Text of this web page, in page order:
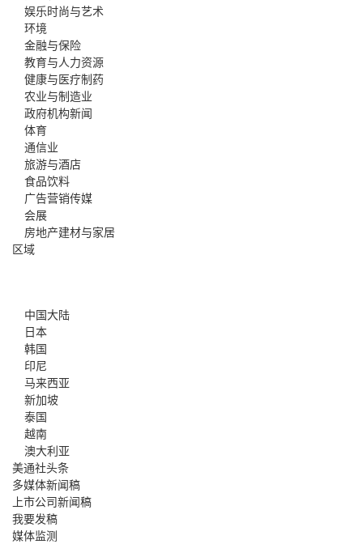
娱乐时尚与艺术
环境
金融与保险
教育与人力资源
健康与医疗制药
农业与制造业
政府机构新闻
体育
通信业
旅游与酒店
食品饮料
广告营销传媒
会展
房地产建材与家居
区域
中国大陆
日本
韩国
印尼
马来西亚
新加坡
泰国
越南
澳大利亚
美通社头条
多媒体新闻稿
上市公司新闻稿
我要发稿
媒体监测